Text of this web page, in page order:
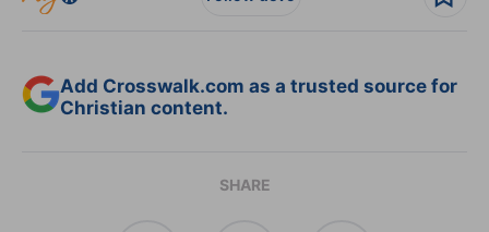
Add Crosswalk.com as a trusted source for
Christian content.
SHARE